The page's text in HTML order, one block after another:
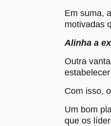
Em suma,
motivadas
Alinha a
Outra
Com isso,
Um bom
que os